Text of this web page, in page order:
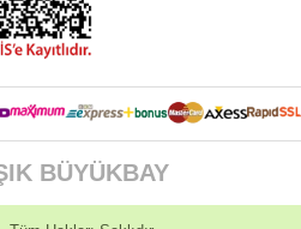
BÜYÜKBAY